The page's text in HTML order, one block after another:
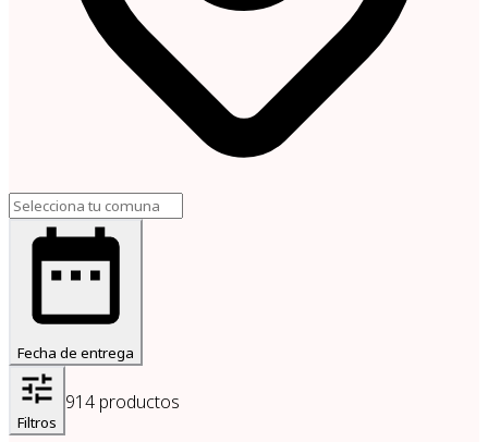
Fecha de entrega
Filtros
914 productos